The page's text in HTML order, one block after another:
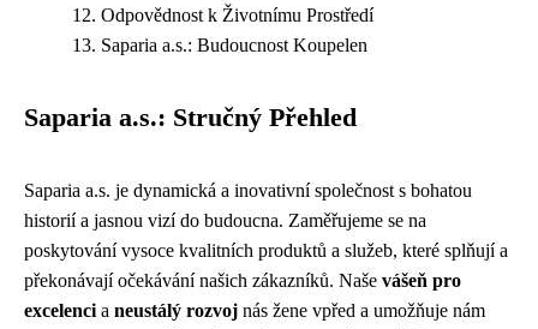
Odpovědnost k Životnímu Prostředí
Saparia a.s.: Budoucnost Koupelen
Saparia a.s.: Stručný Přehled
Saparia a.s. je dynamická a inovativní společnost s bohatou
historií a jasnou vizí do budoucna. Zaměřujeme se na
poskytování vysoce kvalitních produktů a služeb, které splňují a
překonávají očekávání našich zákazníků. Naše vášeň pro
excelenci a neustálý rozvoj nás žene vpřed a umožňuje nám